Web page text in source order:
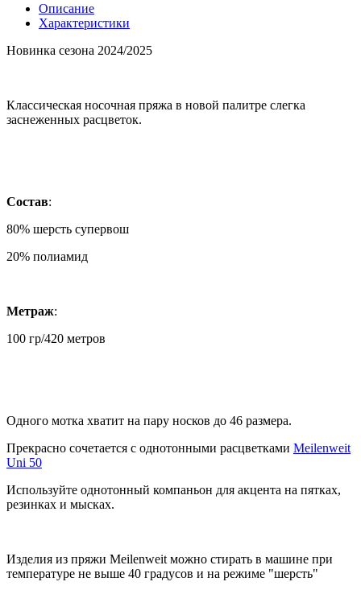
Описание
Характеристики
Новинка сезона 2024/2025
Классическая носочная пряжа в новой палитре слегка
заснеженных расцветок.
Состав:
80% шерсть супервош
20% полиамид
Метраж:
100 гр/420 метров
Одного мотка хватит на пару носков до 46 размера.
Прекрасно сочетается с однотонными расцветками Meilenweit
Uni 50
Используйте однотонный компаньон для акцента на пятках,
резинках и мысках.
Изделия из пряжи Meilenweit можно стирать в машине при
температуре не выше 40 градусов и на режиме "шерсть"